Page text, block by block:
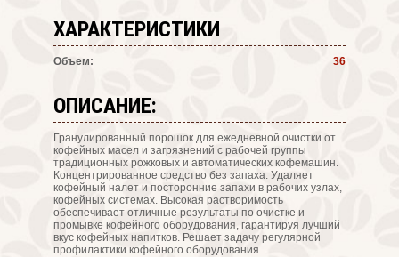
ХАРАКТЕРИСТИКИ
Объем: 36
ОПИСАНИЕ:
Гранулированный порошок для ежедневной очистки от
кофейных масел и загрязнений с рабочей группы
традиционных рожковых и автоматических кофемашин.
Концентрированное средство без запаха. Удаляет
кофейный налет и посторонние запахи в рабочих узлах,
кофейных системах. Высокая растворимость
обеспечивает отличные результаты по очистке и
промывке кофейного оборудования, гарантируя лучший
вкус кофейных напитков. Решает задачу регулярной
профилактики кофейного оборудования.